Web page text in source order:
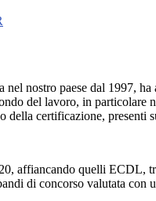
nel nostro paese dal 1997,
del lavoro, in
della certificazione, presenti
affiancando quelli
di concorso valutata con